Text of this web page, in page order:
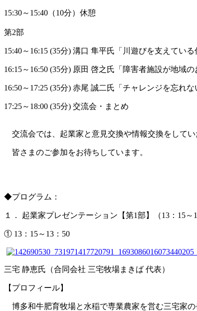
15:30～15:40（10分）休憩
第2部
15:40～16:15 (35分) 溝口 隼平氏「川遊びを支えてい
16:15～16:50 (35分) 原田 啓之氏「障害者施設が地域
16:50～17:25 (35分) 赤尾 誠二氏「チャレンジを忘れ
17:25～18:00 (35分) 交流会・まとめ
交流会では、起業家と意見交換や情報交換をしてい
皆さまのご参加をお待ちしています。
◆プログラム：
１． 起業家プレゼンテーション【第1部】 （13：15～
① 13：15～13：50
三宅 静恵氏（合同会社 三宅牧場まきば 代表）
【プロフィール】
博多和牛肥育牧場と水稲で専業農家を営む三宅家